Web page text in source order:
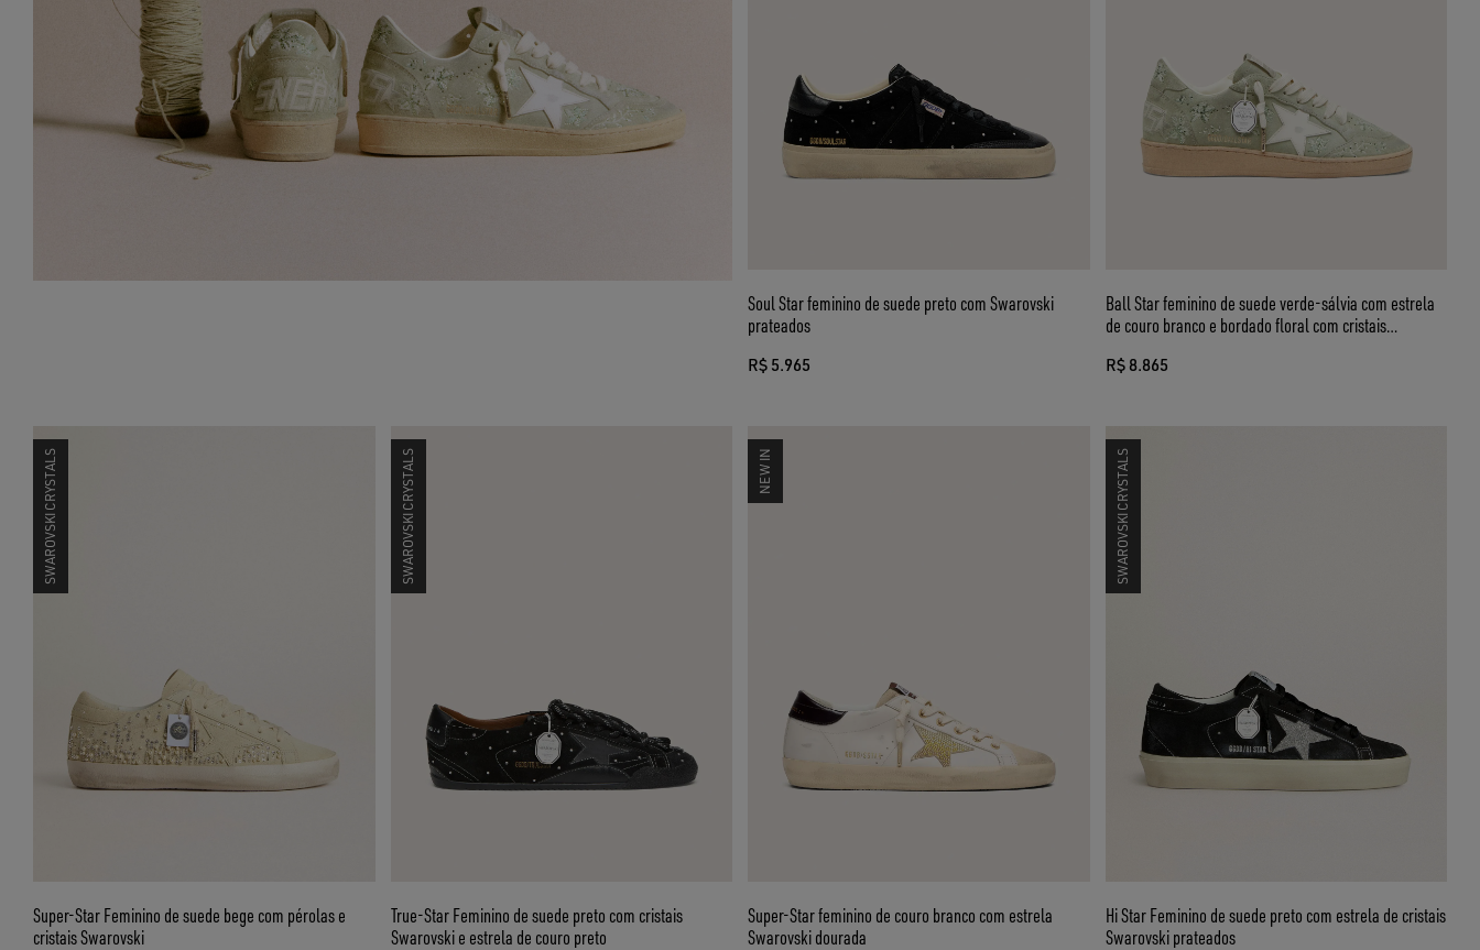
Soul Star feminino de suede preto com Swarovski
prateados
R$ 5.965
Ball Star feminino de suede verde-sálvia com estrela
de couro branco e bordado floral com cristais
R$ 8.865
SWAROVSKI CRYSTALS
Super-Star Feminino de suede bege com pérolas e
cristais Swarovski
SWAROVSKI CRYSTALS
True-Star Feminino de suede preto com cristais
Swarovski e estrela de couro preto
NEW IN
Super-Star feminino de couro branco com estrela
Swarovski dourada
SWAROVSKI CRYSTALS
Hi Star Feminino de suede preto com estrela de cristais
Swarovski prateados